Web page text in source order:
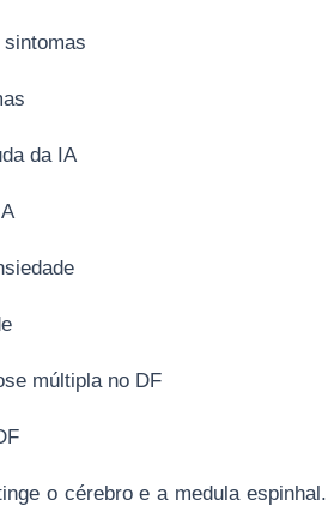
da IA
múltipla no DF
o cérebro e a medula espinhal.